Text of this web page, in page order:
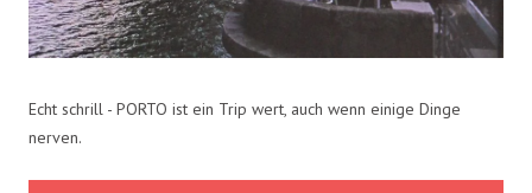
Echt schrill - PORTO ist ein Trip wert, auch wenn einige Dinge
nerven.